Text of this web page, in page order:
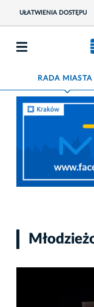
UŁATWIENIA DOSTĘPU
RADA MIASTA